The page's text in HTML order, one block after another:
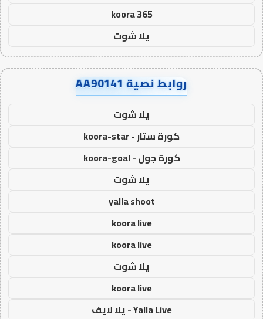
koora 365
يلا شوت
روابط نصية AA90141
يلا شوت
كورة ستار - koora-star
كورة جول - koora-goal
يلا شوت
yalla shoot
koora live
koora live
يلا شوت
koora live
Yalla Live - يلا لايف